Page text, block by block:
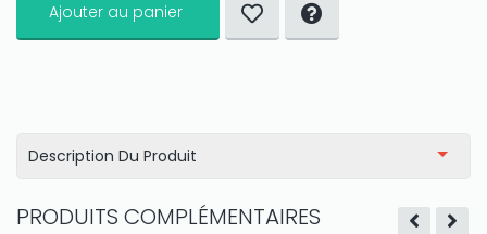
Ajouter au panier
Description Du Produit
PRODUITS COMPLÉMENTAIRES